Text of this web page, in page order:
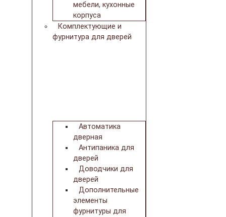
мебели, кухонные
корпуса
Комплектующие и
фурнитура для дверей
Автоматика
дверная
Антипаника для
дверей
Доводчики для
дверей
Дополнительные
элементы
фурнитуры для